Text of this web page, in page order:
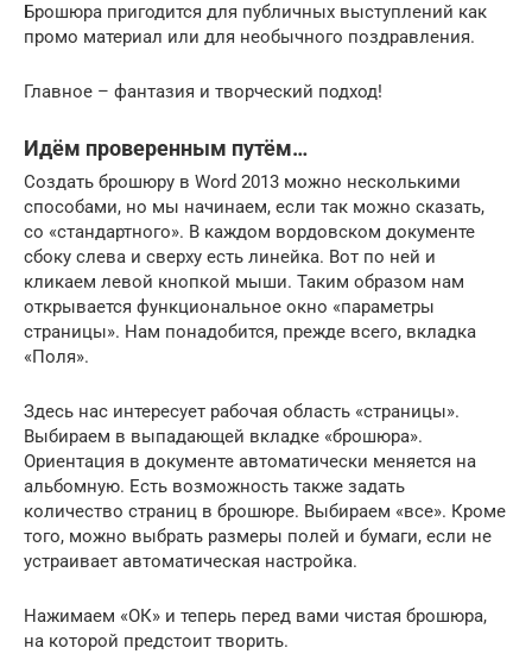
Брошюра пригодится для публичных выступлений как
промо материал или для необычного поздравления.
Главное – фантазия и творческий подход!
Идём проверенным путём…
Создать брошюру в Word 2013 можно несколькими
способами, но мы начинаем, если так можно сказать,
со «стандартного». В каждом вордовском документе
сбоку слева и сверху есть линейка. Вот по ней и
кликаем левой кнопкой мыши. Таким образом нам
открывается функциональное окно «параметры
страницы». Нам понадобится, прежде всего, вкладка
«Поля».
Здесь нас интересует рабочая область «страницы».
Выбираем в выпадающей вкладке «брошюра».
Ориентация в документе автоматически меняется на
альбомную. Есть возможность также задать
количество страниц в брошюре. Выбираем «все». Кроме
того, можно выбрать размеры полей и бумаги, если не
устраивает автоматическая настройка.
Нажимаем «ОК» и теперь перед вами чистая брошюра,
на которой предстоит творить.